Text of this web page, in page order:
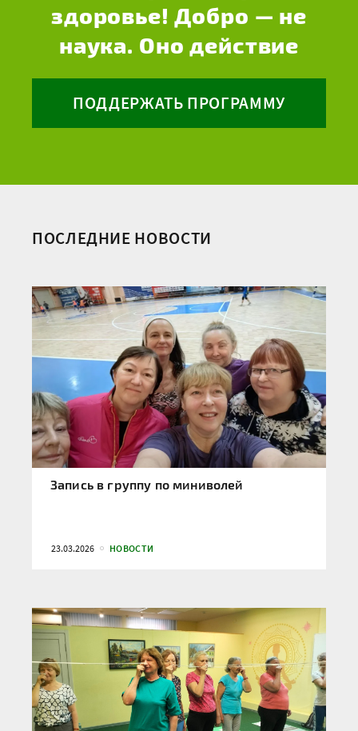
здоровье! Добро — не
наука. Оно действие
ПОДДЕРЖАТЬ ПРОГРАММУ
ПОСЛЕДНИЕ НОВОСТИ
Запись в группу по миниволей
23.03.2026 НОВОСТИ